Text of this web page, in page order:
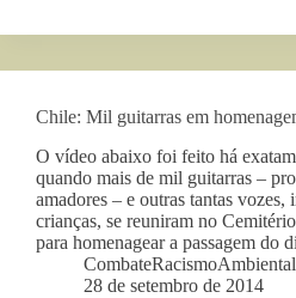
Chile: Mil guitarras em
O vídeo abaixo foi feito há
quando mais de mil guitarras –
amadores – e outras tantas vozes,
crianças, se reuniram no
para homenagear a passagem do
CombateRacismoAmbiental
28 de setembro de 2014